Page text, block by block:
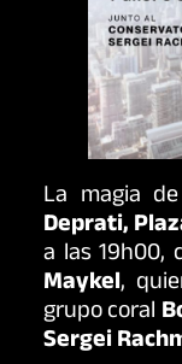
La magia
Deprati,
a las 19h00,
Maykel,
grupo coral
Sergei